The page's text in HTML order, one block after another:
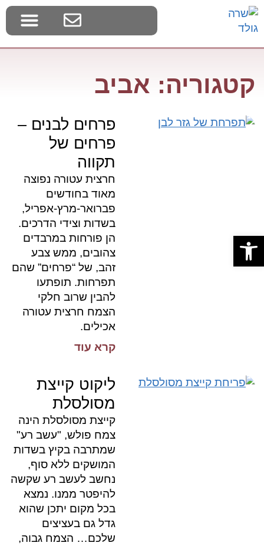
פתח סרגל נגישות
קטגוריה: אביב
פרחים לבנים –
פרחים של
תקווה
חרצית עטורה נפוצה
מאוד בחודשים
פברואר-מרץ-אפריל,
בשדות וצידי הדרכים.
הן פורחות במרבדים
צהובים, ממש צבע
זהב, של “פרחים” שהם
תפרחות. תופתעו
להבין שרוב חלקי
הצמח חרצית עטורה
אכילים.
קרא עוד
ליקוט קייצת
מסולסלת
קייצת מסולסלת הינה
צמח פולש, "עשב רע"
שמתרבה בקיץ בשדות
המושקים ללא סוף,
נחשב לעשב רע שקשה
להיפטר ממנו. נמצא
בכל מקום יתכן שהוא
גדל גם בעציצים
שלכם… הצמח גבוה,